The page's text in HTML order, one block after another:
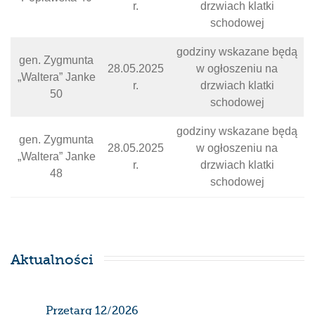
r.
drzwiach klatki
schodowej
gen. Zygmunta
„Waltera” Janke
50
28.05.2025
r.
godziny wskazane będą
w ogłoszeniu na
drzwiach klatki
schodowej
gen. Zygmunta
„Waltera” Janke
48
28.05.2025
r.
godziny wskazane będą
w ogłoszeniu na
drzwiach klatki
schodowej
Aktualności
Przetarg 12/2026